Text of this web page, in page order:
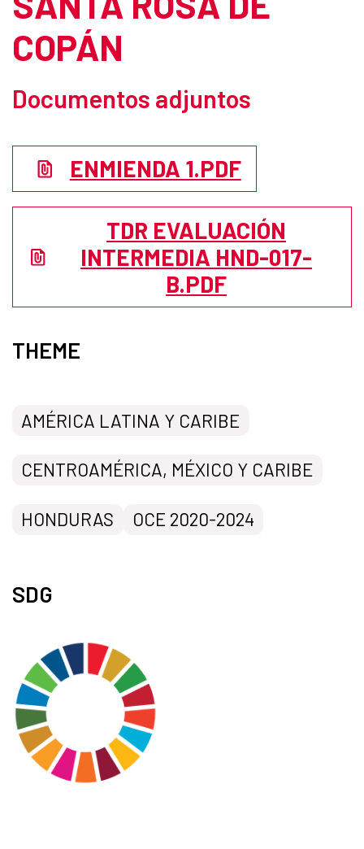
COPÁN
Documentos adjuntos
ENMIENDA 1.PDF
TDR EVALUACIÓN
INTERMEDIA HND-017-
B.PDF
THEME
AMÉRICA LATINA Y CARIBE
CENTROAMÉRICA, MÉXICO Y CARIBE
HONDURAS OCE 2020-2024
SDG